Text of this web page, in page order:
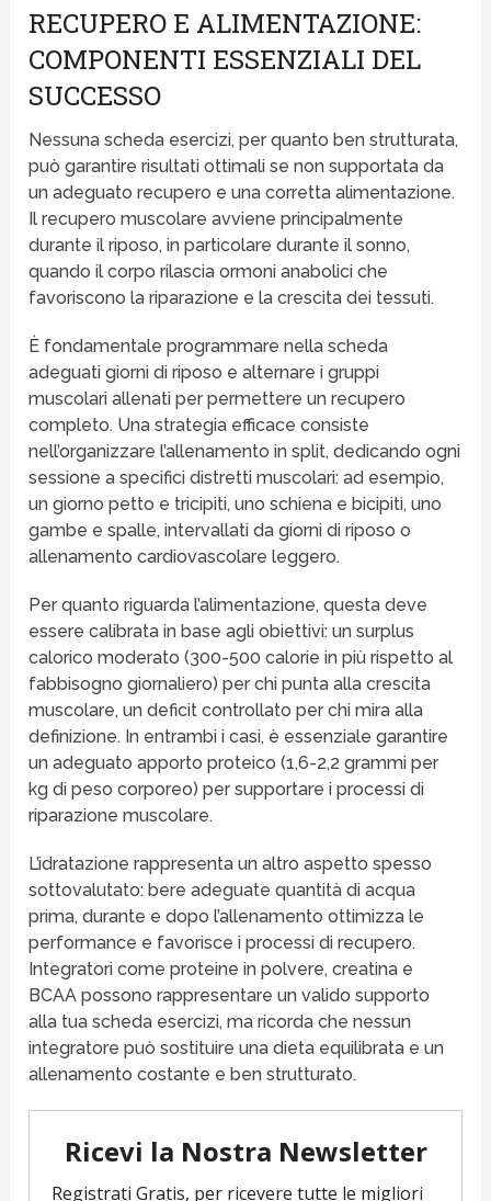
RECUPERO E ALIMENTAZIONE:
COMPONENTI ESSENZIALI DEL
SUCCESSO
Nessuna scheda esercizi, per quanto ben strutturata,
può garantire risultati ottimali se non supportata da
un adeguato recupero e una corretta alimentazione.
Il recupero muscolare avviene principalmente
durante il riposo, in particolare durante il sonno,
quando il corpo rilascia ormoni anabolici che
favoriscono la riparazione e la crescita dei tessuti.
È fondamentale programmare nella scheda
adeguati giorni di riposo e alternare i gruppi
muscolari allenati per permettere un recupero
completo. Una strategia efficace consiste
nell’organizzare l’allenamento in split, dedicando ogni
sessione a specifici distretti muscolari: ad esempio,
un giorno petto e tricipiti, uno schiena e bicipiti, uno
gambe e spalle, intervallati da giorni di riposo o
allenamento cardiovascolare leggero.
Per quanto riguarda l’alimentazione, questa deve
essere calibrata in base agli obiettivi: un surplus
calorico moderato (300-500 calorie in più rispetto al
fabbisogno giornaliero) per chi punta alla crescita
muscolare, un deficit controllato per chi mira alla
definizione. In entrambi i casi, è essenziale garantire
un adeguato apporto proteico (1,6-2,2 grammi per
kg di peso corporeo) per supportare i processi di
riparazione muscolare.
L’idratazione rappresenta un altro aspetto spesso
sottovalutato: bere adeguate quantità di acqua
prima, durante e dopo l’allenamento ottimizza le
performance e favorisce i processi di recupero.
Integratori come proteine in polvere, creatina e
BCAA possono rappresentare un valido supporto
alla tua scheda esercizi, ma ricorda che nessun
integratore può sostituire una dieta equilibrata e un
allenamento costante e ben strutturato.